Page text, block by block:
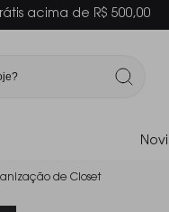
em até 6x sem juros
de Closet